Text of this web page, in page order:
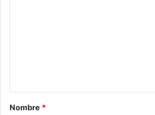
rNombre *